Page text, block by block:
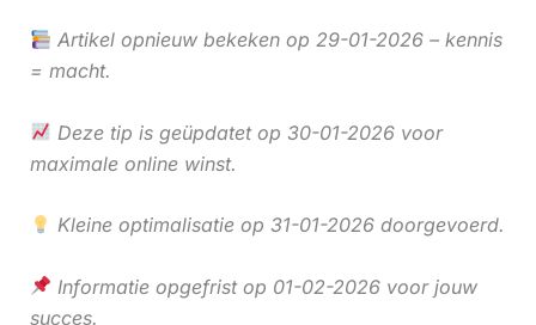
Artikel opnieuw bekeken op 29-01-2026 – kennis
= macht.
Deze tip is geüpdatet op 30-01-2026 voor
maximale online winst.
Kleine optimalisatie op 31-01-2026 doorgevoerd.
Informatie opgefrist op 01-02-2026 voor jouw
succes.